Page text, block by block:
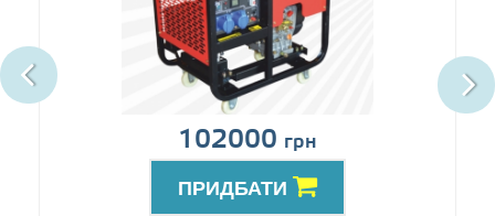
102000 грн
ПРИДБАТИ